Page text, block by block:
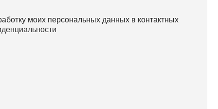
моих персональных данных в контактных